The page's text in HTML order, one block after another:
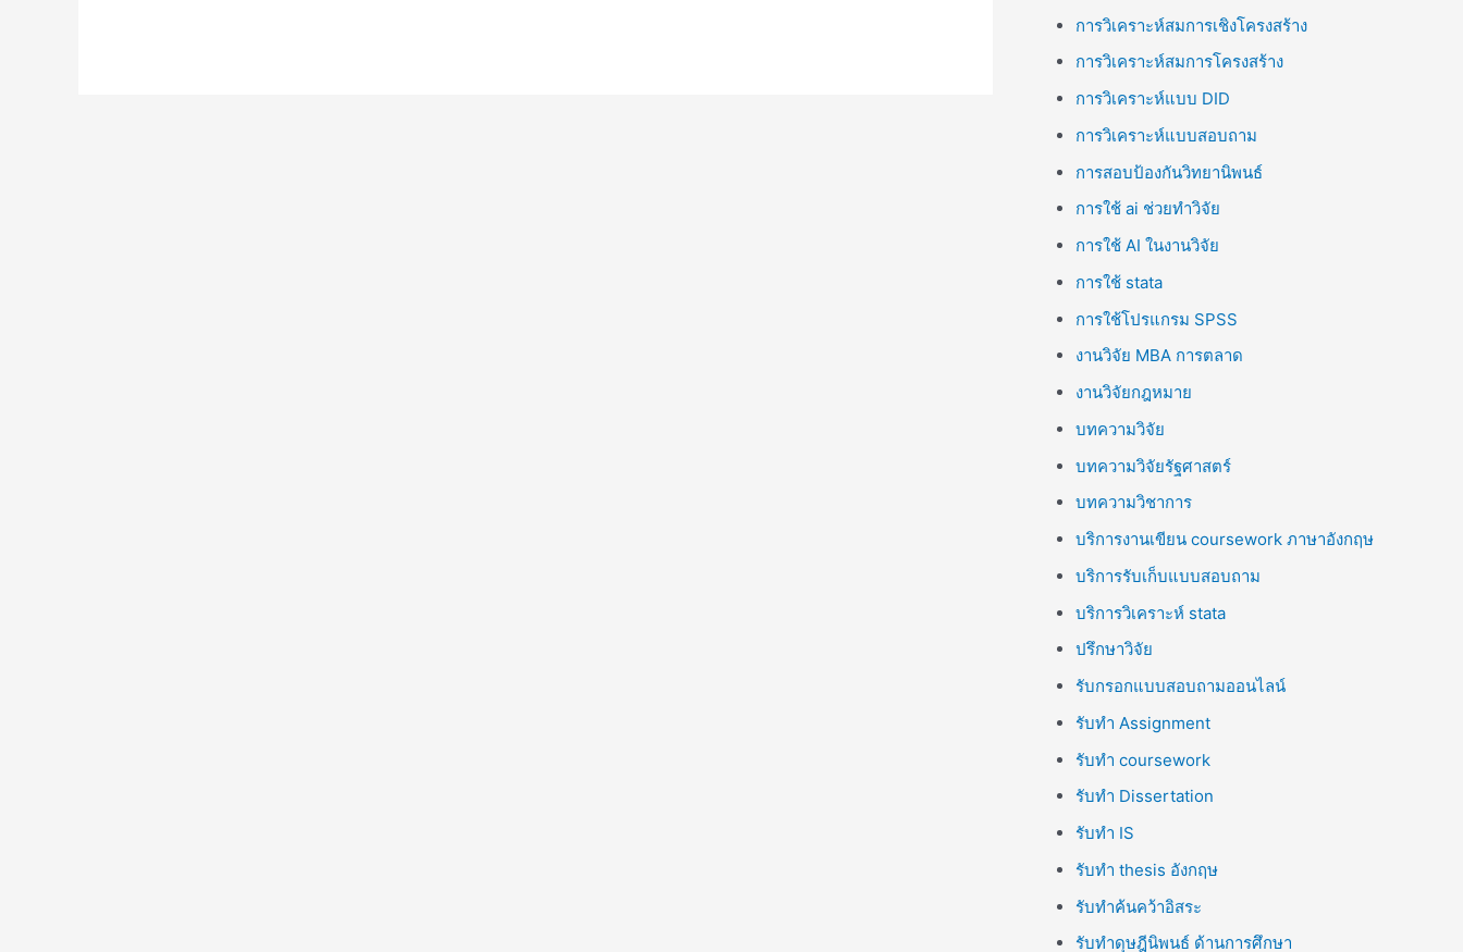
การวิเคราะห์สมการเชิงโครงสร้าง
การวิเคราะห์สมการโครงสร้าง
การวิเคราะห์แบบ DID
การวิเคราะห์แบบสอบถาม
การสอบป้องกันวิทยานิพนธ์
การใช้ ai ช่วยทำวิจัย
การใช้ AI ในงานวิจัย
การใช้ stata
การใช้โปรแกรม SPSS
งานวิจัย MBA การตลาด
งานวิจัยกฎหมาย
บทความวิจัย
บทความวิจัยรัฐศาสตร์
บทความวิชาการ
บริการงานเขียน coursework ภาษาอังกฤษ
บริการรับเก็บแบบสอบถาม
บริการวิเคราะห์ stata
ปรึกษาวิจัย
รับกรอกแบบสอบถามออนไลน์
รับทำ Assignment
รับทำ coursework
รับทำ Dissertation
รับทำ IS
รับทำ thesis อังกฤษ
รับทำค้นคว้าอิสระ
รับทำดุษฎีนิพนธ์ ด้านการศึกษา